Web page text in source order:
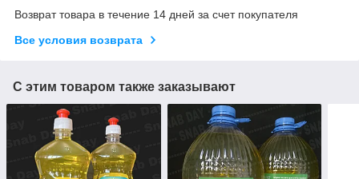
Возврат товара в течение 14 дней за счет покупателя
Все условия возврата
С этим товаром также заказывают